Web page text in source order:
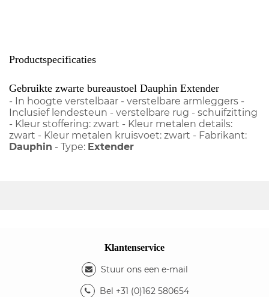
Productspecificaties
Gebruikte zwarte bureaustoel Dauphin Extender
- In hoogte verstelbaar - verstelbare armleggers -
Inclusief lendesteun - verstelbare rug - schuifzitting
- Kleur stoffering: zwart - Kleur metalen details:
zwart - Kleur metalen kruisvoet: zwart - Fabrikant:
Dauphin - Type: Extender
Klantenservice
Stuur ons een e-mail
Bel +31 (0)162 580654